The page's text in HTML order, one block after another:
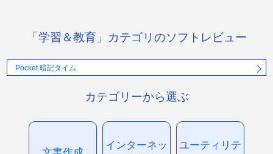
「学習＆教育」カテゴリのソフトレビュー
Pocket 暗記タイム
カテゴリーから選ぶ
インターネッ
ユーティリテ